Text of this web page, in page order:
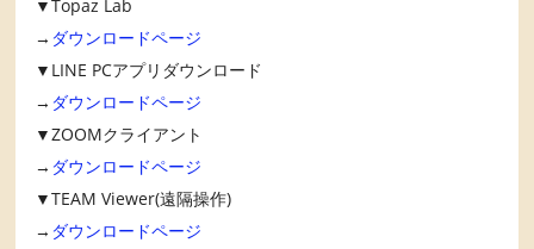
▼Topaz Lab
→ ダウンロードページ
▼LINE PCアプリダウンロード
→ ダウンロードページ
▼ZOOMクライアント
→ ダウンロードページ
▼TEAM Viewer(遠隔操作)
→ ダウンロードページ